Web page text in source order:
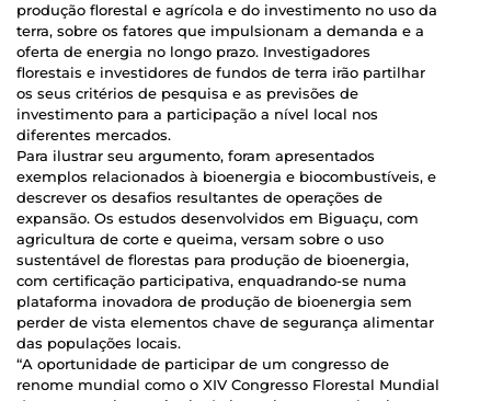
produção florestal e agrícola e do investimento no uso da
terra, sobre os fatores que impulsionam a demanda e a
oferta de energia no longo prazo. Investigadores
florestais e investidores de fundos de terra irão partilhar
os seus critérios de pesquisa e as previsões de
investimento para a participação a nível local nos
diferentes mercados.
Para ilustrar seu argumento, foram apresentados
exemplos relacionados à bioenergia e biocombustíveis, e
descrever os desafios resultantes de operações de
expansão. Os estudos desenvolvidos em Biguaçu, com
agricultura de corte e queima, versam sobre o uso
sustentável de florestas para produção de bioenergia,
com certificação participativa, enquadrando-se numa
plataforma inovadora de produção de bioenergia sem
perder de vista elementos chave de segurança alimentar
das populações locais.
“A oportunidade de participar de um congresso de
renome mundial como o XIV Congresso Florestal Mundial